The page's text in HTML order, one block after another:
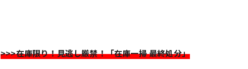
>>>在庫限り！見逃し厳禁！「在庫一掃 最終処分」